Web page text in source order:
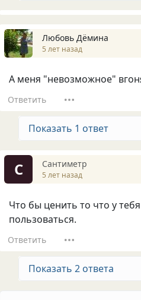
Любовь Дёмина
5 лет назад
А меня "невозможное"
Ответить
Показать 1 ответ
С Сантиметр
5 лет назад
Что бы ценить то что у
пользоваться.
Ответить
Показать 2 ответа